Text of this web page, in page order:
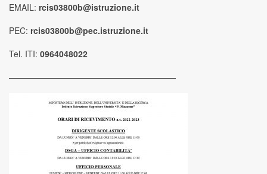
EMAIL: rcis03800b@istruzione.it
PEC: rcis03800b@pec.istruzione.it
Tel. ITI: 0964048022
————————————————————